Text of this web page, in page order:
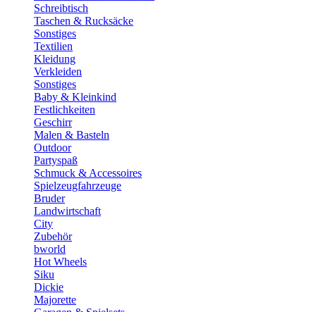
Schreibtisch
Taschen & Rucksäcke
Sonstiges
Textilien
Kleidung
Verkleiden
Sonstiges
Baby & Kleinkind
Festlichkeiten
Geschirr
Malen & Basteln
Outdoor
Partyspaß
Schmuck & Accessoires
Spielzeugfahrzeuge
Bruder
Landwirtschaft
City
Zubehör
bworld
Hot Wheels
Siku
Dickie
Majorette